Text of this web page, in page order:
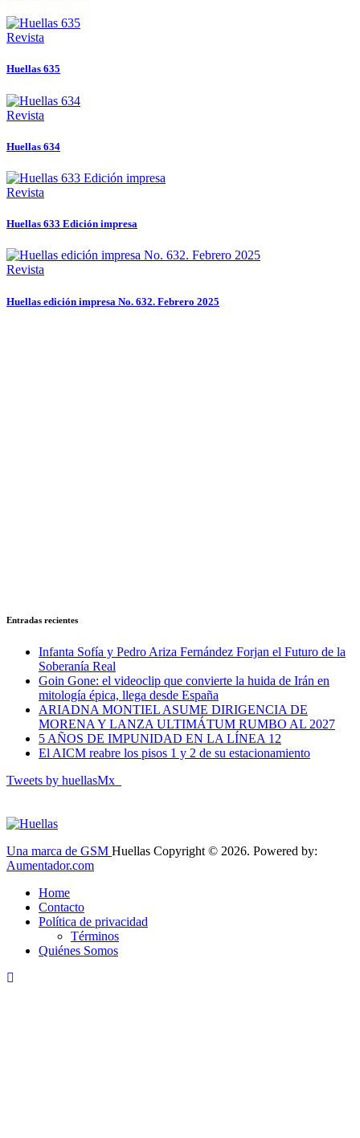
Revista
Huellas 635
Revista
Huellas 634
Revista
Huellas 633 Edición impresa
Revista
Huellas edición impresa No. 632. Febrero 2025
Entradas recientes
Infanta Sofía y Pedro Ariza Fernández Forjan el Futuro de la
Soberanía Real
Goin Gone: el videoclip que convierte la huida de Irán en
mitología épica, llega desde España
ARIADNA MONTIEL ASUME DIRIGENCIA DE
MORENA Y LANZA ULTIMÁTUM RUMBO AL 2027
5 AÑOS DE IMPUNIDAD EN LA LÍNEA 12
El AICM reabre los pisos 1 y 2 de su estacionamiento
Tweets by huellasMx_
Una marca de GSM Huellas Copyright © 2026. Powered by:
Aumentador.com
Home
Contacto
Política de privacidad
Términos
Quiénes Somos